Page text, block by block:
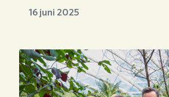
Burgers’…
16 juni 2025